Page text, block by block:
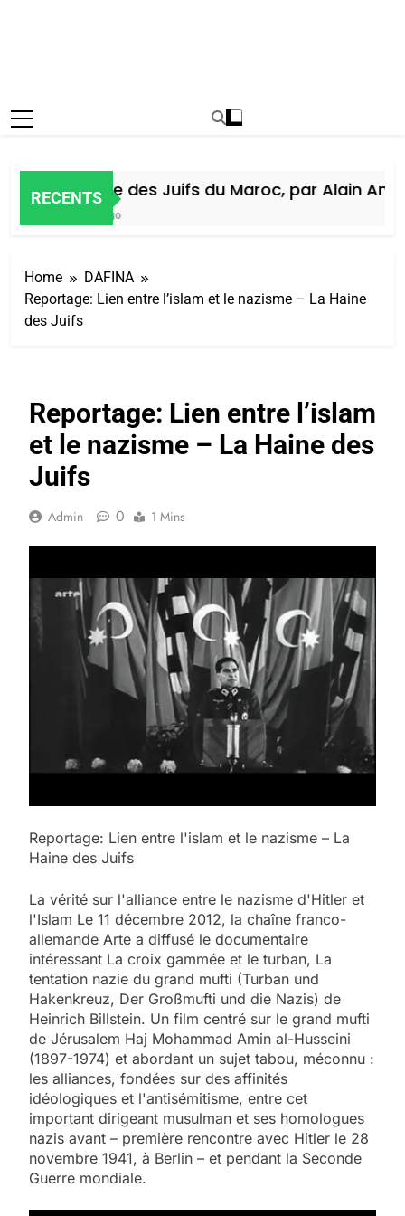
RECENTS
Histoire des Juifs du Maroc, par Alain Amiel
Home
DAFINA
Reportage: Lien entre l’islam et le nazisme – La Haine
des Juifs
Reportage: Lien entre l’islam
et le nazisme – La Haine des
Juifs
Admin 0 1 Mins
Reportage: Lien entre l'islam et le nazisme – La
Haine des Juifs
La vérité sur l'alliance entre le nazisme d'Hitler et
l'Islam Le 11 décembre 2012, la chaîne franco-
allemande Arte a diffusé le documentaire
intéressant La croix gammée et le turban, La
tentation nazie du grand mufti (Turban und
Hakenkreuz, Der Großmufti und die Nazis) de
Heinrich Billstein. Un film centré sur le grand mufti
de Jérusalem Haj Mohammad Amin al-Husseini
(1897-1974) et abordant un sujet tabou, méconnu :
les alliances, fondées sur des affinités
idéologiques et l'antisémitisme, entre cet
important dirigeant musulman et ses homologues
nazis avant – première rencontre avec Hitler le 28
novembre 1941, à Berlin – et pendant la Seconde
Guerre mondiale.